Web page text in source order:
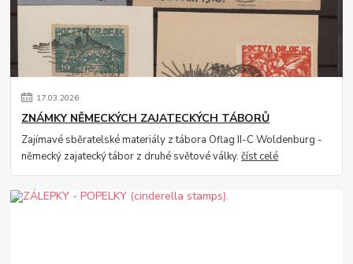
17.03.2026
ZNÁMKY NĚMECKÝCH ZAJATECKÝCH TÁBORŮ
Zajímavé sběratelské materiály z tábora Oflag II-C Woldenburg -
německý zajatecký tábor z druhé světové války.číst celé